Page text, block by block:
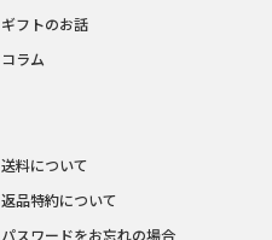
ギフトのお話
コラム
送料について
返品特約について
パスワードをお忘れの場合